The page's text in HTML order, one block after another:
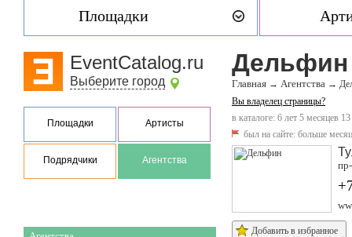
Площадки
EventCatalog.ru
Выберите город
Площадки Артисты
Подрядчики Агентства
Дельфин
Главная → Агентства →
Вы владелец страницы?
в каталоге: 6 лет 5 месяцев
был на сайте: больше
Добавить в избранное